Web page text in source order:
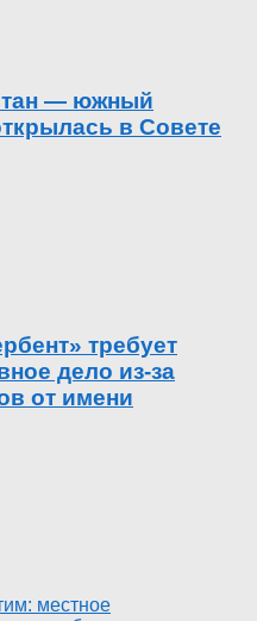
— южный
в Совете
требует
дело из-за
от имени